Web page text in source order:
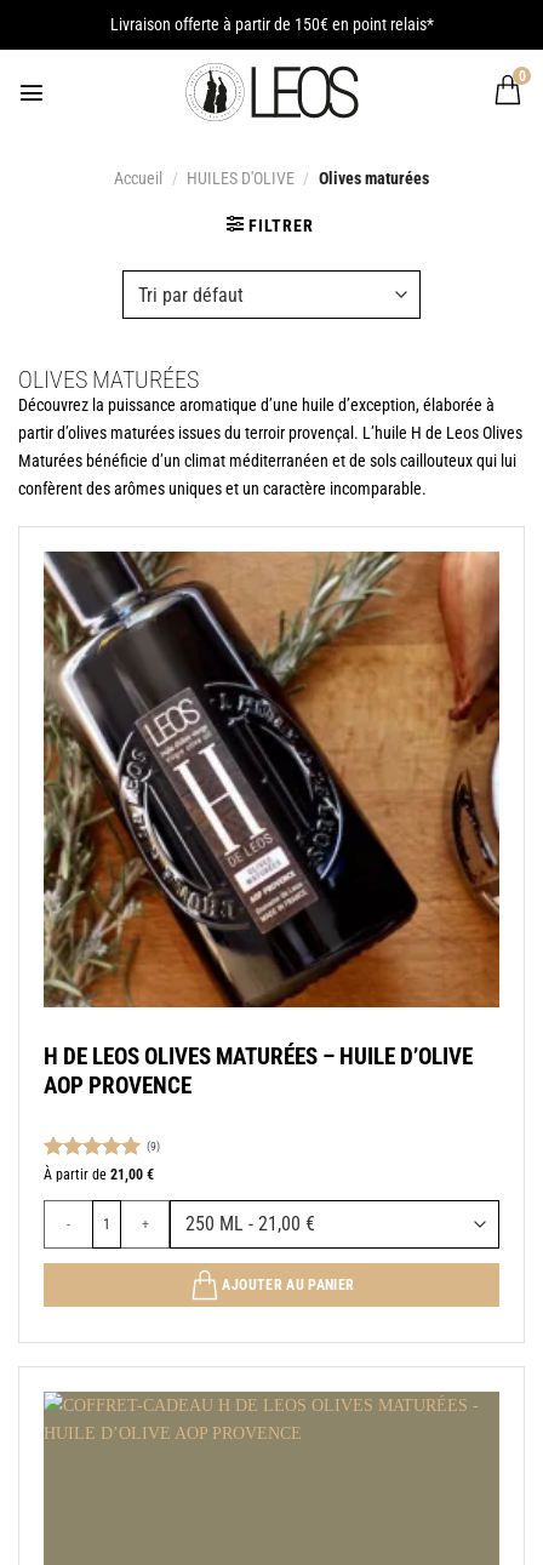
Livraison offerte à partir de 150€ en point relais*
0
Accueil / HUILES D'OLIVE / Olives maturées
FILTRER
OLIVES MATURÉES
Découvrez la puissance aromatique d’une huile d’exception, élaborée à
partir d’olives maturées issues du terroir provençal. L’huile H de Leos Olives
Maturées bénéficie d’un climat méditerranéen et de sols caillouteux qui lui
confèrent des arômes uniques et un caractère incomparable.
H DE LEOS OLIVES MATURÉES – HUILE D’OLIVE
AOP PROVENCE
Note5.00
(9)
À partir de 21,00 €
quantité de H DE LEOS OLIVES MATURÉES - HUILE D’OLIVE AOP
AJOUTER AU PANIER